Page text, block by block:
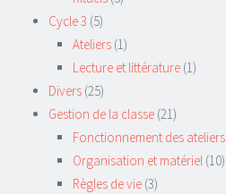
Cycle 3 (5)
Ateliers (1)
Lecture et littérature (1)
Divers (25)
Gestion de la classe (21)
Fonctionnement des ateliers
Organisation et matériel (10)
Règles de vie (3)